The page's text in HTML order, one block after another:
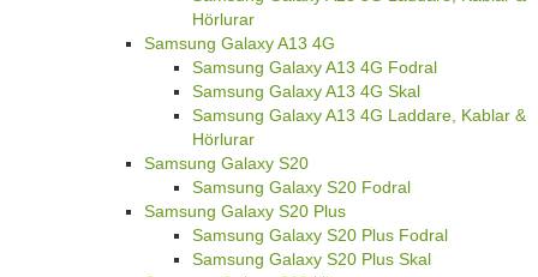
Hörlurar
Samsung Galaxy A13 4G
Samsung Galaxy A13 4G Fodral
Samsung Galaxy A13 4G Skal
Samsung Galaxy A13 4G Laddare, Kablar &
Hörlurar
Samsung Galaxy S20
Samsung Galaxy S20 Fodral
Samsung Galaxy S20 Plus
Samsung Galaxy S20 Plus Fodral
Samsung Galaxy S20 Plus Skal